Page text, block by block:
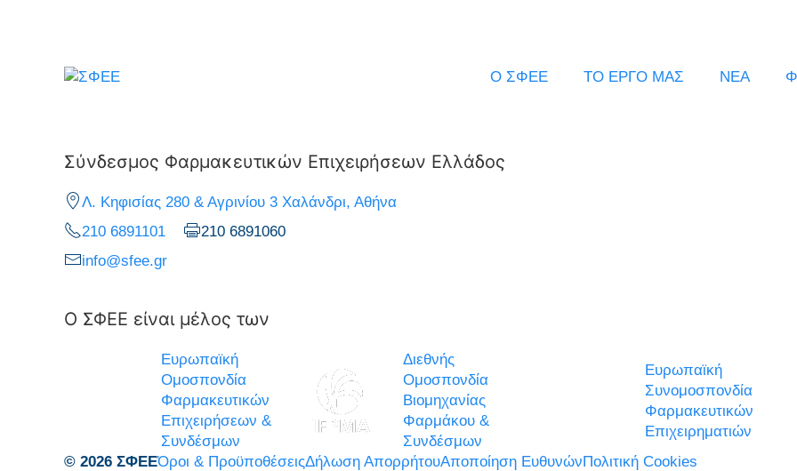
Ο ΣΦΕΕ ΤΟ ΕΡΓΟ ΜΑΣ ΝΕΑ
Σύνδεσμος Φαρμακευτικών Επιχειρήσεων Ελλάδος
Λ. Κηφισίας 280 & Αγρινίου 3 Χαλάνδρι, Αθήνα
210 6891101
210 6891060
info@sfee.gr
Ο ΣΦΕΕ είναι μέλος των
Ευρωπαϊκή
Ομοσπονδία
Φαρμακευτικών
Επιχειρήσεων &
Συνδέσμων
Διεθνής
Ομοσπονδία
Βιομηχανίας
Φαρμάκου &
Συνδέσμων
Ευρωπαϊκή
Συνομοσπονδία
Φαρμακευτικών
Επιχειρηματιών
© 2026 ΣΦΕΕΌροι & ΠροϋποθέσειςΔήλωση ΑπορρήτουΑποποίηση ΕυθυνώνΠολιτική Cookies